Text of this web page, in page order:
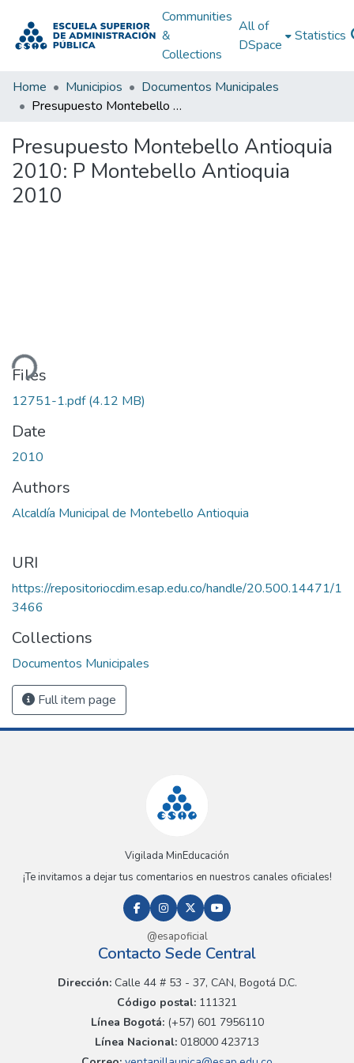
Communities
&
Collections
All of
DSpace
Statistics
Home Municipios
Documentos Municipales
Presupuesto Montebello Antioquia 2010: P Montebello Antioquia 2010
Presupuesto Montebello Antioquia
2010: P Montebello Antioquia
2010
Files
12751-1.pdf(4.12 MB)
Date
2010
Authors
Alcaldía Municipal de Montebello Antioquia
URI
https://repositoriocdim.esap.edu.co/handle/20.500.14471/1
3466
Collections
Documentos Municipales
Full item page
Vigilada MinEducación
¡Te invitamos a dejar tus comentarios en nuestros canales oficiales!
@esapoficial
Contacto Sede Central
Dirección:Calle 44 # 53 - 37, CAN, Bogotá D.C.
Código postal: 111321
Línea Bogotá:(+57) 601 7956110
Línea Nacional: 018000 423713